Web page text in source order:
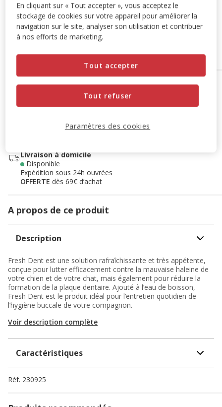
Code: WELCOME10 Copier
Ajouter au panier
Options de livraison Détails livraison
Retrait en magasin
Retrait dans 2hOFFERT
Livraison à domicile
Disponible
Expédition sous 24h ouvrées
OFFERTE dès 69€ d’achat
A propos de ce produit
Description
Fresh Dent est une solution rafraîchissante et très appétente,
conçue pour lutter efficacement contre la mauvaise haleine de
votre chien et de votre chat, mais également pour réduire la
formation de la plaque dentaire. Ajouté à l’eau de boisson,
Fresh Dent est le produit idéal pour l’entretien quotidien de
l’hygiène buccale de votre compagnon.
Voir description complète
Caractéristiques
Réf. 230925
En cliquant sur « Tout accepter », vous acceptez le
stockage de cookies sur votre appareil pour améliorer la
navigation sur le site, analyser son utilisation et contribuer
à nos efforts de marketing.
Tout refuser
Tout accepter
Paramètres des cookies